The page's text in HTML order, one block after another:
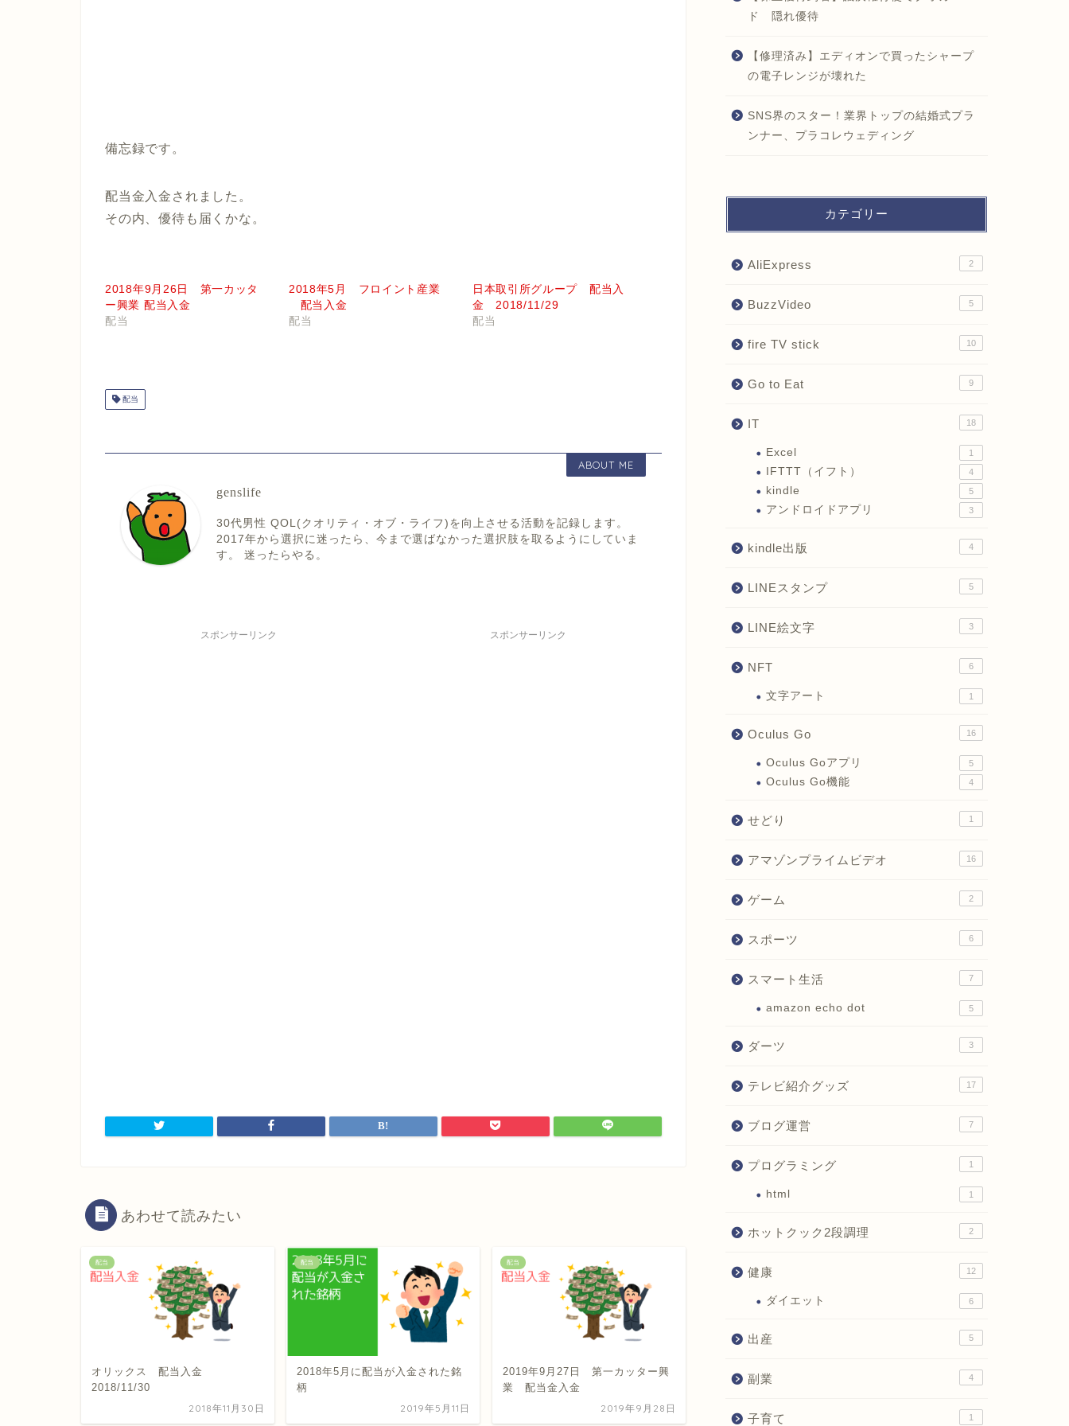
備忘録です。
配当金入金されました。
その内、優待も届くかな。
2018年9月26日 第一カッタ
ー興業 配当入金
配当
2018年5月 フロイント産業
配当入金
配当
日本取引所グループ 配当入
金 2018/11/29
配当
配当
ABOUT ME
genslife
30代男性 QOL(クオリティ・オブ・ライフ)を向上させる活動を記録します。
2017年から選択に迷ったら、今まで選ばなかった選択肢を取るようにしていま
す。 迷ったらやる。
スポンサーリンク スポンサーリンク
あわせて読みたい
配当
オリックス 配当入金
2018/11/30
2018年11月30日
配当
2018年5月に配当が入金された銘
柄
2019年5月11日
配当
2019年9月27日 第一カッター興
業 配当金入金
2019年9月28日
ド 隠れ優待
【修理済み】エディオンで買ったシャープ
の電子レンジが壊れた
SNS界のスター！業界トップの結婚式プラ
ンナー、プラコレウェディング
カテゴリー
AliExpress 2
BuzzVideo 5
fire TV stick 10
Go to Eat 9
IT 18
Excel 1
IFTTT（イフト） 4
kindle 5
アンドロイドアプリ 3
kindle出版 4
LINEスタンプ 5
LINE絵文字 3
NFT 6
文字アート 1
Oculus Go 16
Oculus Goアプリ 5
Oculus Go機能 4
せどり 1
アマゾンプライムビデオ 16
ゲーム 2
スポーツ 6
スマート生活 7
amazon echo dot 5
ダーツ 3
テレビ紹介グッズ 17
ブログ運営 7
プログラミング 1
html 1
ホットクック2段調理 2
健康 12
ダイエット 6
出産 5
副業 4
子育て 1